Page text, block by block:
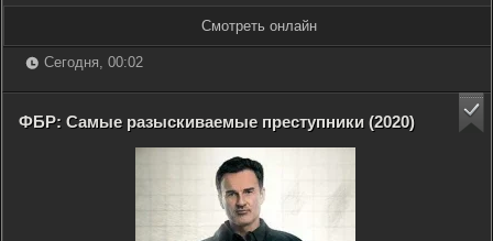
Смотреть онлайн
Сегодня, 00:02
ФБР: Самые разыскиваемые преступники (2020)